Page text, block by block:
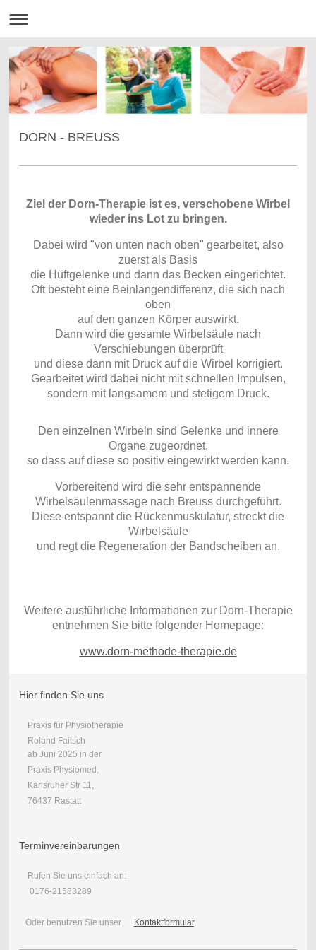
DORN - BREUSS
Ziel der Dorn-Therapie ist es, verschobene Wirbel
wieder ins Lot zu bringen.
Dabei wird "von unten nach oben" gearbeitet, also
zuerst als Basis
die Hüftgelenke und dann das Becken eingerichtet.
Oft besteht eine Beinlängendifferenz, die sich nach
oben
auf den ganzen Körper auswirkt.
Dann wird die gesamte Wirbelsäule nach
Verschiebungen überprüft
und diese dann mit Druck auf die Wirbel korrigiert.
Gearbeitet wird dabei nicht mit schnellen Impulsen,
sondern mit langsamem und stetigem Druck.
Den einzelnen Wirbeln sind Gelenke und innere
Organe zugeordnet,
so dass auf diese so positiv eingewirkt werden kann.
Vorbereitend wird die sehr entspannende
Wirbelsäulenmassage nach Breuss durchgeführt.
Diese entspannt die Rückenmuskulatur, streckt die
Wirbelsäule
und regt die Regeneration der Bandscheiben an.
Weitere ausführliche Informationen zur Dorn-Therapie
entnehmen Sie bitte folgender Homepage:
www.dorn-methode-therapie.de
Hier finden Sie uns
Praxis für Physiotherapie
Roland Faitsch
ab Juni 2025 in der
Praxis Physiomed,
Karlsruher Str 11,
76437 Rastatt
Terminvereinbarungen
Rufen Sie uns einfach an:
0176-21583289
Oder benutzen Sie unser Kontaktformular.